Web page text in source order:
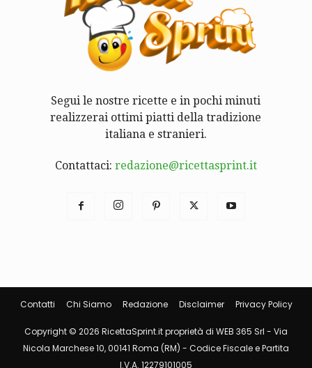
Segui le nostre ricette e in pochi minuti
realizzerai ottimi piatti della tradizione
italiana e stranieri.
Contattaci: redazione@ricettasprint.it
Contatti Chi Siamo Redazione Disclaimer Privacy Policy
Copyright © 2026 RicettaSprint.it proprietà di WEB 365 Srl - Via
Nicola Marchese 10, 00141 Roma (RM) - Codice Fiscale e Partita
I.V.A. 12279101005